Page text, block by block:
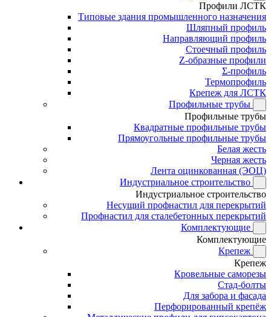
Профили ЛСТК
Типовые здания промышленного назначения
Шляпный профиль
Направляющий профиль
Стоечный профиль
Z-образные профили
Σ-профиль
Термопрофиль
Крепеж для ЛСТК
Профильные трубы
Профильные трубы
Квадратные профильные трубы
Прямоугольные профильные трубы
Белая жесть
Черная жесть
Лента оцинкованная (ЭОЦ)
Индустриальное строительство
Индустриальное строительство
Несущий профнастил для перекрытий
Профнастил для сталебетонных перекрытий
Комплектующие
Комплектующие
Крепеж
Крепеж
Кровельные саморезы
Стад-болты
Для забора и фасада
Перфорированный крепёж